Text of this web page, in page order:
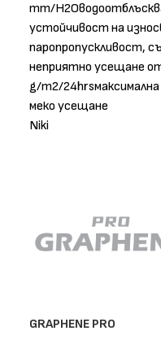
mm/
устойчивост на
паропропускливост,
неприятно усещане
g/m2/
меко усещане
Niki
GRAPHENE PRO